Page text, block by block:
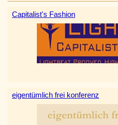
Capitalist's Fashion
eigentümlich frei konferenz